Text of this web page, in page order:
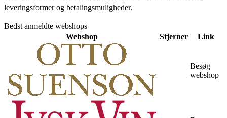
leveringsformer og betalingsmuligheder.
Bedst anmeldte webshops
Webshop
Stjerner Link
Besøg
webshop